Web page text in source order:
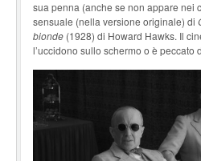
sua penna (anche se non appare nei
sensuale (nella versione originale) di
bionde (1928) di Howard Hawks. Il
l’uccidono sullo schermo o è peccato